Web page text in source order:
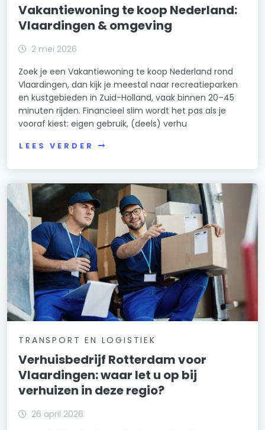
Vakantiewoning te koop Nederland:
Vlaardingen & omgeving
2 mei 2026
Zoek je een Vakantiewoning te koop Nederland rond
Vlaardingen, dan kijk je meestal naar recreatieparken
en kustgebieden in Zuid-Holland, vaak binnen 20–45
minuten rijden. Financieel slim wordt het pas als je
vooraf kiest: eigen gebruik, (deels) verhu
LEES VERDER
TRANSPORT EN LOGISTIEK
Verhuisbedrijf Rotterdam voor
Vlaardingen: waar let u op bij
verhuizen in deze regio?
26 april 2026